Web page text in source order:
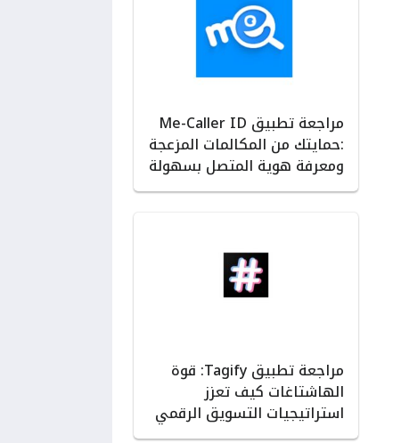
مراجعة تطبيق Me-Caller ID
:حمايتك من المكالمات المزعجة
ومعرفة هوية المتصل بسهولة
مراجعة تطبيق Tagify: قوة
الهاشتاغات كيف تعزز
استراتيجيات التسويق الرقمي